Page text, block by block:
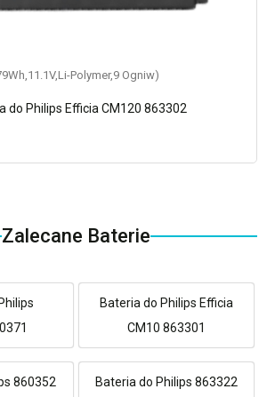
Polymer,9 Ogniw)
do Philips Efficia CM120 863302
Zalecane Baterie
Bateria do Philips Efficia
CM10 863301
860352 Bateria do Philips 863322